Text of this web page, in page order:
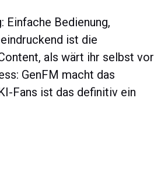
Bedienung,
ist die
als wärt ihr selbst vor
GenFM macht das
Fans ist das definitiv ein